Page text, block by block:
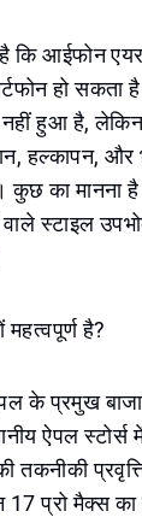
कि आईफोन
हो सकता
हुआ है,
हल्कापन, और
कुछ का मानना
वाले स्टाइल
है?
के प्रमुख
ऐपल
तकनीकी
प्रो मैक्स